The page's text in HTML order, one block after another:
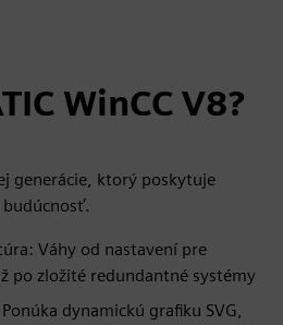
WinCC V8?
generácie, ktorý poskytuje
Váhy od nastavení pre
po zložité redundantné systémy
dynamickú grafiku SVG,